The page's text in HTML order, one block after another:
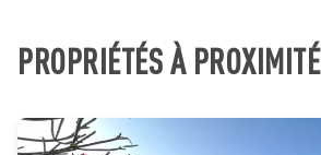
PROPRIÉTÉS À PROXIMITÉ